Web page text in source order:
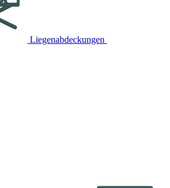
Liegenabdeckungen